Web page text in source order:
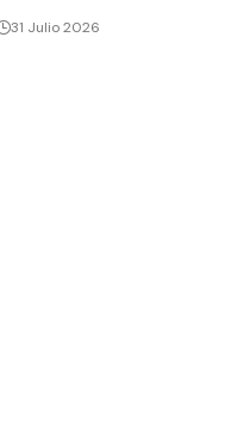
31 Julio 2026